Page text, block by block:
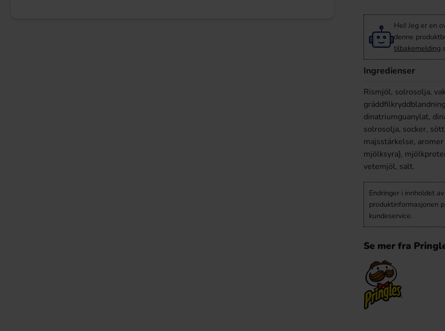
Hei! Jeg er en
denne
tilbakemelding
Ingredienser
Rismjöl, solrosolja,
dinatriumguanylat,
solrosolja, socker,
majsstärkelse,
mjölksyra},
vetemjöl, salt.
Endringer i innholdet
produktinformasjonen
kundeservice.
Se mer fra